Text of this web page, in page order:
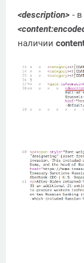
<description> -
наличии